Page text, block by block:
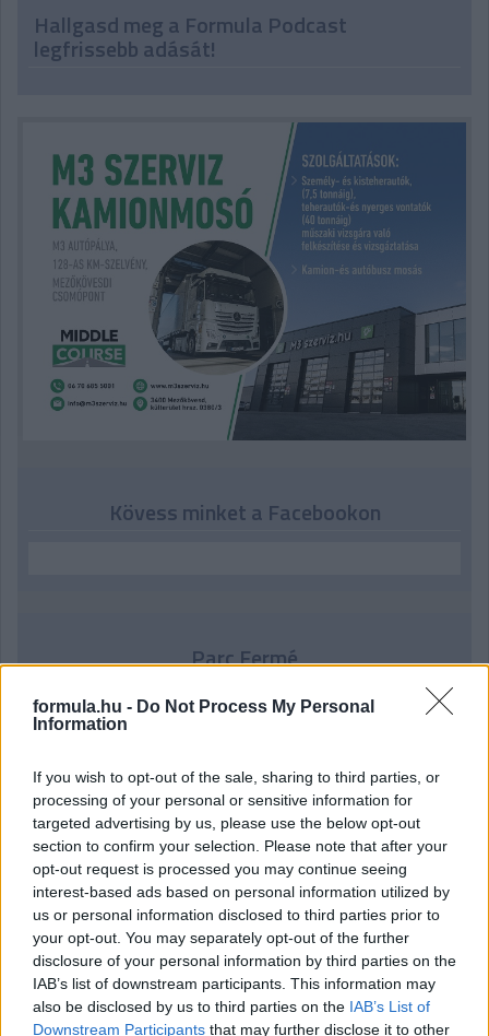
formula.hu - Do Not Process My Personal
Information
If you wish to opt-out of the sale, sharing to third parties, or
processing of your personal or sensitive information for
targeted advertising by us, please use the below opt-out
section to confirm your selection. Please note that after your
opt-out request is processed you may continue seeing
interest-based ads based on personal information utilized by
us or personal information disclosed to third parties prior to
your opt-out. You may separately opt-out of the further
disclosure of your personal information by third parties on the
IAB’s list of downstream participants. This information may
also be disclosed by us to third parties on the IAB’s List of
Downstream Participants that may further disclose it to other
Hallgasd meg a Formula Podcast
legfrissebb adását!
Kövess minket a Facebookon
Parc Fermé
4 perce
MotoGP: Bezzecchi közel egy másodpercet javított a